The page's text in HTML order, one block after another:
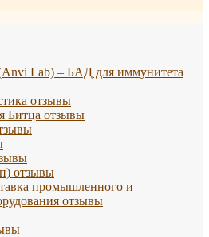
Lab) – БАД для иммунитета
отзывы
отзывы
отзывы
промышленного и
отзывы